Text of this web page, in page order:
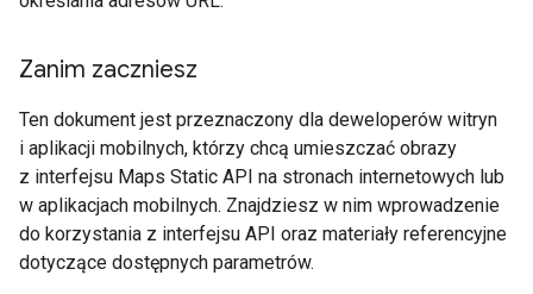
Zanim zaczniesz
Ten dokument jest przeznaczony dla deweloperów witryn
i aplikacji mobilnych, którzy chcą umieszczać obrazy
z interfejsu Maps Static API na stronach internetowych lub
w aplikacjach mobilnych. Znajdziesz w nim wprowadzenie
do korzystania z interfejsu API oraz materiały referencyjne
dotyczące dostępnych parametrów.